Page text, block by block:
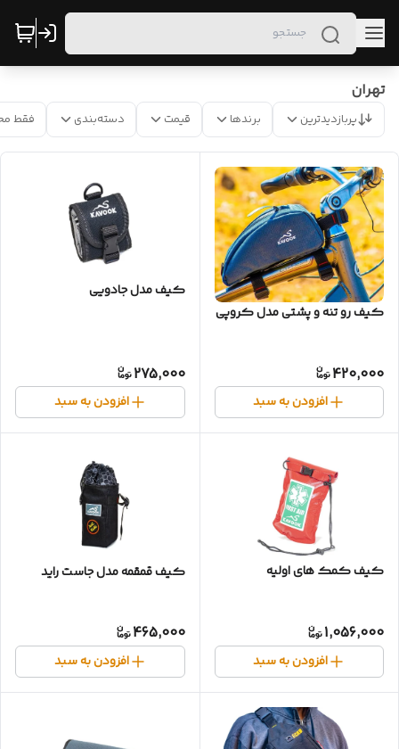
تهران
پربازدیدترین برندها قیمت دسته‌بندی فقط
کیف رو تنه و پشتی مدل کروپی
420,000
افزودن به سبد
کیف مدل جادویی
275,000
افزودن به سبد
کیف کمک های اولیه
1,056,000
افزودن به سبد
کیف قمقمه مدل جاست راید
465,000
افزودن به سبد